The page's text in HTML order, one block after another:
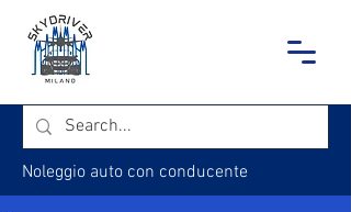
Noleggio auto con conducente